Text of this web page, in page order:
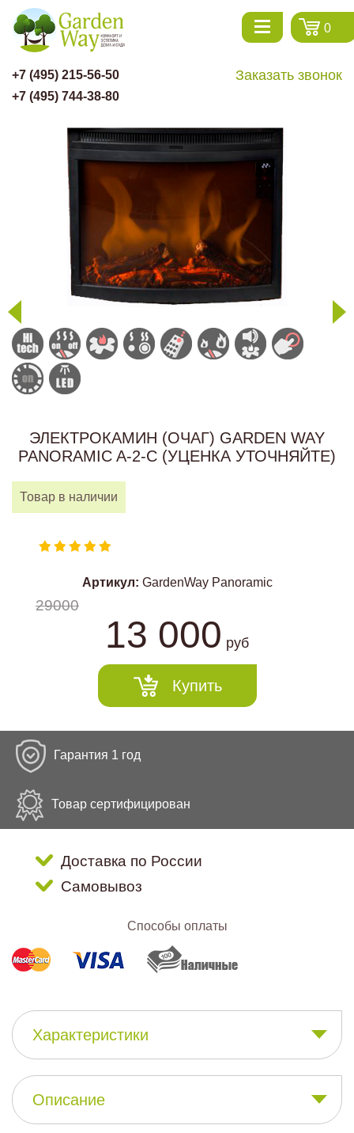
+7 (495) 215-56-50
+7 (495) 744-38-80
Заказать звонок
0
ЭЛЕКТРОКАМИН (ОЧАГ) GARDEN WAY
PANORAMIC A-2-C (УЦЕНКА УТОЧНЯЙТЕ)
Товар в наличии
Артикул: GardenWay Panoramic
29000
13 000руб
Купить
Гарантия 1 год
Товар сертифицирован
Доставка по России
Самовывоз
Способы оплаты
Характеристики
Описание